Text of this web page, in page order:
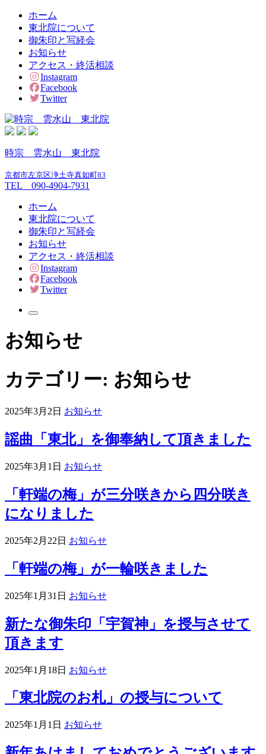
ホーム
東北院について
御朱印と写経会
お知らせ
アクセス・終活相談
Instagram
Facebook
Twitter
時宗 雲水山 東北院
京都市左京区浄土寺真如町83
TEL 090-4904-7931
ホーム
東北院について
御朱印と写経会
お知らせ
アクセス・終活相談
Instagram
Facebook
Twitter
お知らせ
カテゴリー: お知らせ
2025年3月2日 お知らせ
謡曲「東北」を御奉納して頂きました
2025年3月1日 お知らせ
「軒端の梅」が三分咲きから四分咲き
になりました
2025年2月22日 お知らせ
「軒端の梅」が一輪咲きました
2025年1月31日 お知らせ
新たな御朱印「宇賀神」を授与させて
頂きます
2025年1月18日 お知らせ
「東北院のお札」の授与について
2025年1月1日 お知らせ